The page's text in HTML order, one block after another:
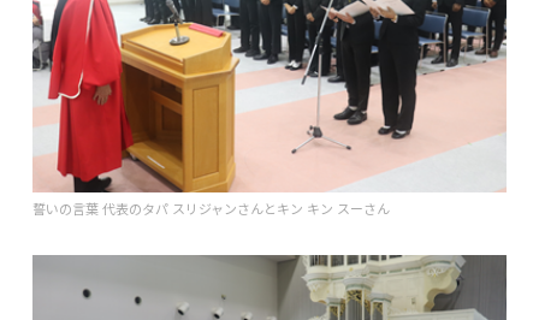
誓いの言葉 代表のタパ スリジャンさんとキン キン スーさん